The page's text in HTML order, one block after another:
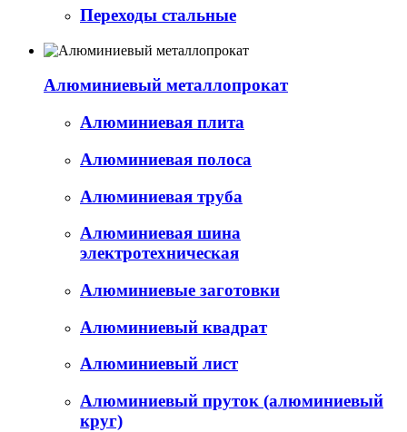
Переходы стальные
Алюминиевый металлопрокат
Алюминиевая плита
Алюминиевая полоса
Алюминиевая труба
Алюминиевая шина
электротехническая
Алюминиевые заготовки
Алюминиевый квадрат
Алюминиевый лист
Алюминиевый пруток (алюминиевый
круг)